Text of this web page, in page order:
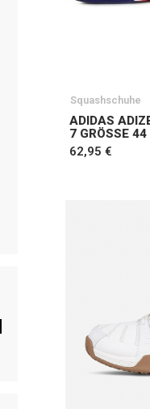
Squashschuhe
ADIDAS
7 GRÖSSE 44
62,95 €